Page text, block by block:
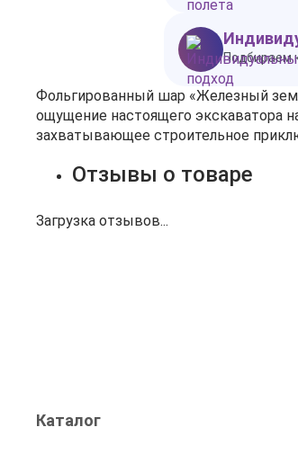
Подбираем
Фольгированный шар «Железный
ощущение настоящего экскаватора
захватывающее строительное
Отзывы о товаре
Загрузка отзывов...
Каталог